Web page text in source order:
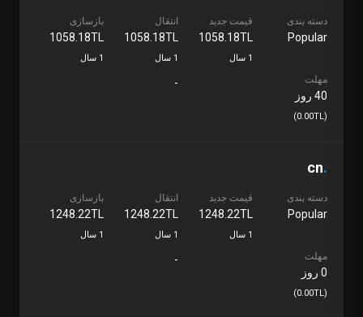
دسته بندی
Popular
قیمت جدید
1058.18TL
1 سال
انتقال
1058.18TL
1 سال
بازسازی
1058.18TL
1 سال
مهلت
40 روز
(0.00TL)
-
.
cn
دسته بندی
Popular
قیمت جدید
1248.22TL
1 سال
انتقال
1248.22TL
1 سال
بازسازی
1248.22TL
1 سال
مهلت
0 روز
(0.00TL)
-